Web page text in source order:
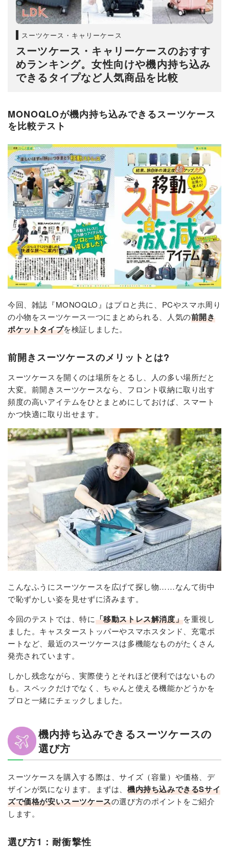
スーツケース・キャリーケース
スーツケース・キャリーケースのおすす
めランキング。女性向けや機内持ち込み
できるタイプなど人気商品を比較
MONOQLOが機内持ち込みできるスーツケース
を比較テスト
今回、雑誌『MONOQLO』はプロと共に、PCやスマホ周り
の小物をスーツケース一つにまとめられる、人気の前開き
ポケットタイプを検証しました。
前開きスーツケースのメリットとは?
スーツケースを開くのは場所をとるし、人の多い場所だと
大変。前開きスーツケースなら、フロント収納に取り出す
頻度の高いアイテムをひとまとめにしておけば、スマート
かつ快適に取り出せます。
こんなふうにスーツケースを広げて探し物……なんて街中
で恥ずかしい姿を見せずに済みます。
今回のテストでは、特に「移動ストレス解消度」を重視し
ました。キャスターストッパーやスマホスタンド、充電ポ
ートなど、最近のスーツケースは多機能なものがたくさん
発売されています。
しかし残念ながら、実際使うとそれほど便利ではないもの
も。スペックだけでなく、ちゃんと使える機能かどうかを
プロと一緒にチェックしました。
機内持ち込みできるスーツケースの
選び方
スーツケースを購入する際は、サイズ（容量）や価格、デ
ザインが気になります。まずは、 機内持ち込みできるSサイ
ズで価格が安いスーツケースの選び方のポイントをご紹介
します。
選び方1：耐衝撃性